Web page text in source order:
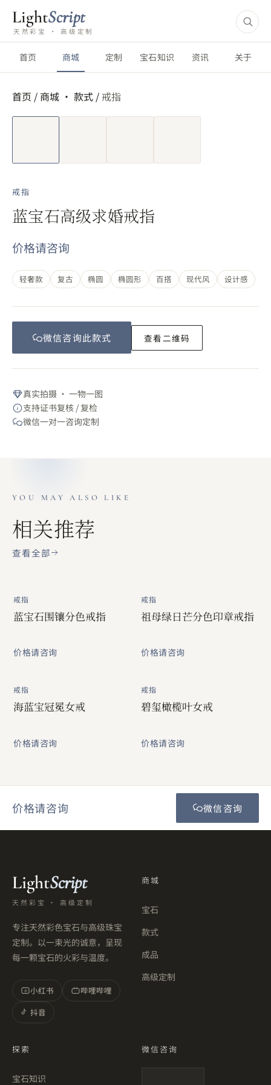
LightScript
天然彩宝 · 高级定制
首页 商城 定制 宝石知识 资讯 关于
首页 / 商城 · 款式 / 戒指
短视频
戒指
蓝宝石高级求婚戒指
价格请咨询
轻奢款 复古 椭圆 椭圆形 百搭 现代风 设计感
微信咨询此款式 查看二维码
真实拍摄 · 一物一图
支持证书复核 / 复检
微信一对一咨询定制
YOU MAY ALSO LIKE
相关推荐
查看全部
戒指
蓝宝石围镶分色戒指
价格请咨询
戒指
祖母绿日芒分色印章戒指
价格请咨询
戒指
海蓝宝冠冕女戒
价格请咨询
戒指
碧玺橄榄叶女戒
价格请咨询
价格请咨询 微信咨询
LightScript
天然彩宝 · 高级定制
专注天然彩色宝石与高级珠宝
定制。以一束光的诚意，呈现
每一颗宝石的火彩与温度。
小 小红书
哔哩哔哩
抖音
商城
宝石
款式
成品
高级定制
探索
宝石知识
微信咨询